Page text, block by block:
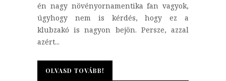
én nagy növényornamentika fan vagyok,
úgyhogy nem is kérdés, hogy ez a
klubzakó is nagyon bejön. Persze, azzal
azért...
OLVASD TOVÁBB!
OLVASD TOVÁBB!